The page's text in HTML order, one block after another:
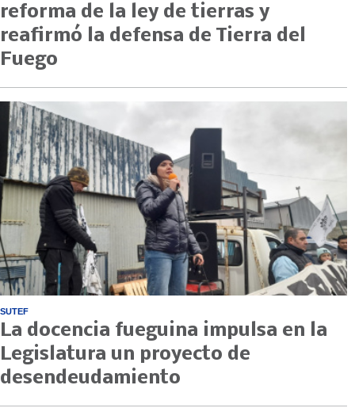
reforma de la ley de tierras y
reafirmó la defensa de Tierra del
Fuego
SUTEF
La docencia fueguina impulsa en la
Legislatura un proyecto de
desendeudamiento